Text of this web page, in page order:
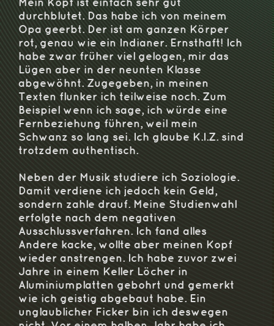
Mein Kopf ist einfach sehr gut
durchblutet. Das habe ich von meinem
Opa geerbt. Der ist am ganzen Körper
rot, genau wie ein Indianer. Ernsthaft! Ich
habe zwar früher viel gelogen, mir das
Lügen aber in der neunten Klasse
abgewöhnt. Zugegeben, in meinen
Texten flunker ich teilweise noch. Zum
Beispiel wenn ich sage, ich würde eine
Fernbeziehung führen, weil mein
Schwanz so lang sei. Ich glaube K.I.Z. sind
trotzdem authentisch.
Neben der Musik studiere ich Soziologie.
Damit verdiene ich jedoch kein Geld,
sondern zahle drauf. Meine Studienwahl
erfolgte nach dem negativen
Ausschlussverfahren. Ich fand alles
Andere kacke, wollte aber meinen Kopf
wieder anstrengen. Ich habe zuvor zwei
Jahre in einem Keller Löcher in
Aluminiumplatten gebohrt und gemerkt
wie ich geistig abgebaut habe. Ein
unglaublicher Ficker bin ich deswegen